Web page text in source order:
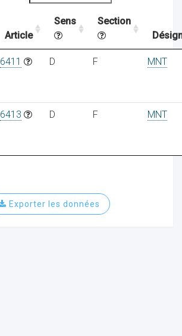
Article
Sens
Section
6411 D F MNT
6413 D F MNT
Exporter les données